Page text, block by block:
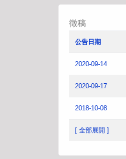
徵稿
公告日期
2020-09-14
2020-09-17
2018-10-08
[ 全部展開 ]